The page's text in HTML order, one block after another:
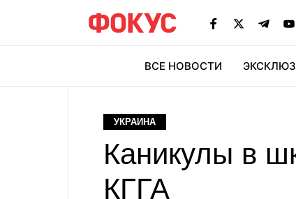
ВСЕ НОВОСТИ
УКРАИНА
Каникулы в
КГГА